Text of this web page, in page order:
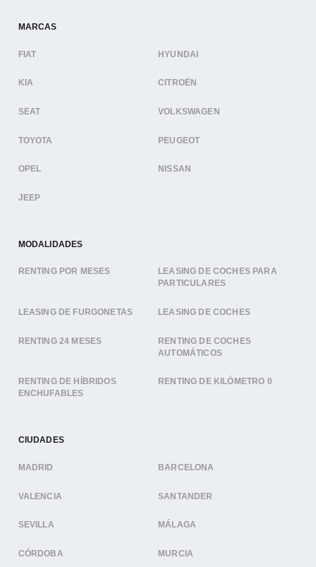
MARCAS
FIAT HYUNDAI
KIA CITROËN
SEAT VOLKSWAGEN
TOYOTA PEUGEOT
OPEL NISSAN
JEEP
MODALIDADES
RENTING POR MESES
LEASING DE COCHES PARA
PARTICULARES
LEASING DE FURGONETAS LEASING DE COCHES
RENTING 24 MESES
RENTING DE COCHES
AUTOMÁTICOS
RENTING DE HÍBRIDOS
ENCHUFABLES
RENTING DE KILÓMETRO 0
CIUDADES
MADRID BARCELONA
VALENCIA SANTANDER
SEVILLA MÁLAGA
CÓRDOBA MURCIA